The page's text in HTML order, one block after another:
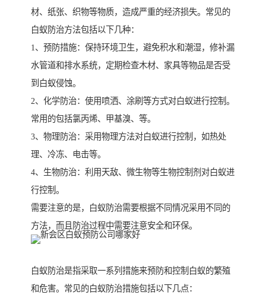
材、纸张、织物等物质，造成严重的经济损失。常见的
白蚁防治方法包括以下几种：
1、预防措施：保持环境卫生，避免积水和潮湿，修补漏
水管道和排水系统，定期检查木材、家具等物品是否受
到白蚁侵蚀。
2、化学防治：使用喷洒、涂刷等方式对白蚁进行控制。
常用的包括氯丙烯、甲基溴、等。
3、物理防治：采用物理方法对白蚁进行控制，如热处
理、冷冻、电击等。
4、生物防治：利用天敌、微生物等生物控制剂对白蚁进
行控制。
需要注意的是，白蚁防治需要根据不同情况采用不同的
方法，而且防治过程中需要注意安全和环保。
白蚁防治是指采取一系列措施来预防和控制白蚁的繁殖
和危害。常见的白蚁防治措施包括以下几点：